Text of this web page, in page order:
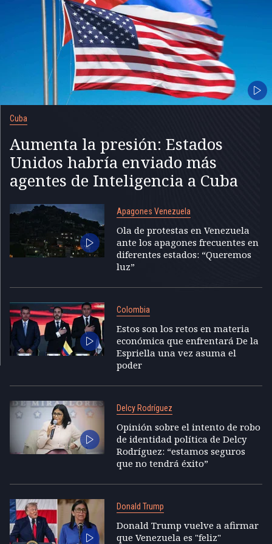
Cuba
Aumenta la presión: Estados
Unidos habría enviado más
agentes de Inteligencia a Cuba
Apagones Venezuela
Ola de protestas en Venezuela
ante los apagones frecuentes en
diferentes estados: “Queremos
luz”
Colombia
Estos son los retos en materia
económica que enfrentará De la
Espriella una vez asuma el
poder
Delcy Rodríguez
Opinión sobre el intento de robo
de identidad política de Delcy
Rodríguez: “estamos seguros
que no tendrá éxito”
Donald Trump
Donald Trump vuelve a afirmar
que Venezuela es "feliz"